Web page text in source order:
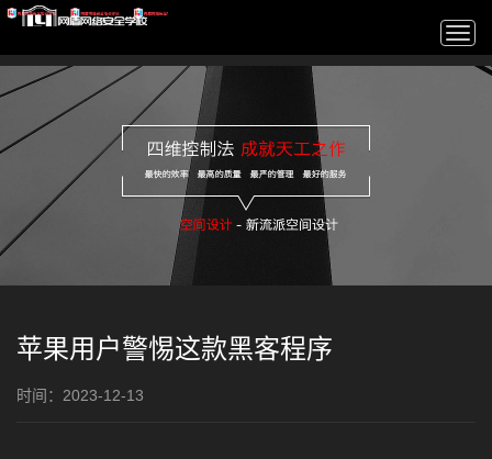
苹果用户警惕这款黑客程序
时间：2023-12-13